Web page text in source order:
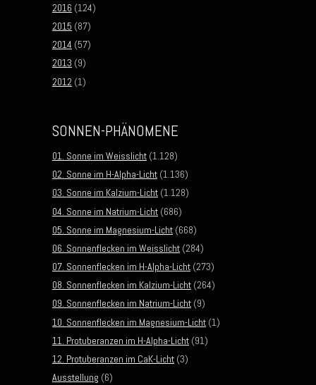
2016 (124)
2015 (87)
2014 (57)
2013 (9)
2012 (1)
SONNEN-PHÄNOMENE
01. Sonne im Weisslicht (1.128)
02. Sonne im H-Alpha-Licht (1.136)
03. Sonne im Kalzium-Licht (1.128)
04. Sonne im Natrium-Licht (686)
05. Sonne im Magnesium-Licht (668)
06. Sonnenflecken im Weisslicht (284)
07. Sonnenflecken im H-Alpha-Licht (273)
08. Sonnenflecken im Kalzium-Licht (264)
09. Sonnenflecken im Natrium-Licht (9)
10. Sonnenflecken im Magnesium-Licht (1)
11. Protuberanzen im H-Alpha-Licht (91)
12. Protuberanzen im CaK-Licht (3)
Ausstellung (6)